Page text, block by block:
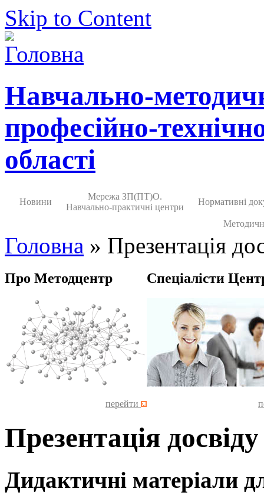
Skip to Content
Навчально-
професійно-
області
Новини
Мережа ЗП(ПТ)О.
Навчально-практичні центри
Нормативні
Головна » Презентація
Про Методцентр
перейти
Спеціалісти
Презентація досвіду
Дидактичні матеріали